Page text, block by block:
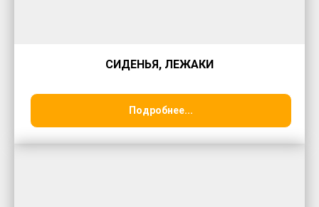
СИДЕНЬЯ, ЛЕЖАКИ
Подробнее...